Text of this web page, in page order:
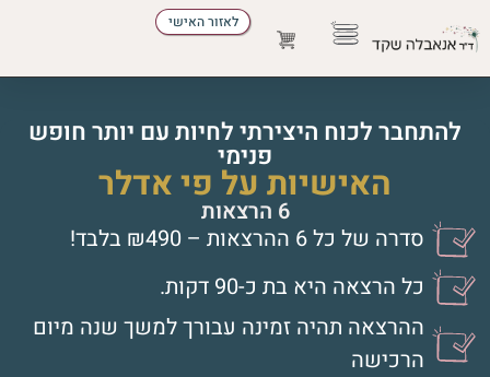
לאזור האישי
להתחבר לכוח היצירתי לחיות עם יותר חופש
פנימי
האישיות על פי אדלר
6 הרצאות
סדרה של כל 6 ההרצאות – ₪490 בלבד!
כל הרצאה היא בת כ-90 דקות.
ההרצאה תהיה זמינה עבורך למשך שנה מיום
הרכישה